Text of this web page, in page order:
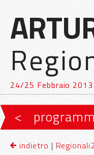
24/25 Febbraio 2013
Menu principale
Vai al contenuto
Vai al contenuto
<
indietro |